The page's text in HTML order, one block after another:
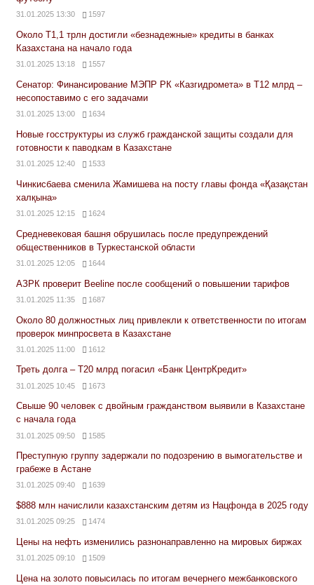
31.01.2025 13:30 1597
Около Т1,1 трлн достигли «безнадежные» кредиты в банках
Казахстана на начало года
31.01.2025 13:18 1557
Сенатор: Финансирование МЭПР РК «Казгидромета» в Т12 млрд –
несопоставимо с его задачами
31.01.2025 13:00 1634
Новые госструктуры из служб гражданской защиты создали для
готовности к паводкам в Казахстане
31.01.2025 12:40 1533
Чинкисбаева сменила Жамишева на посту главы фонда «Қазақстан
халқына»
31.01.2025 12:15 1624
Средневековая башня обрушилась после предупреждений
общественников в Туркестанской области
31.01.2025 12:05 1644
АЗРК проверит Beeline после сообщений о повышении тарифов
31.01.2025 11:35 1687
Около 80 должностных лиц привлекли к ответственности по итогам
проверок минпросвета в Казахстане
31.01.2025 11:00 1612
Треть долга – Т20 млрд погасил «Банк ЦентрКредит»
31.01.2025 10:45 1673
Свыше 90 человек с двойным гражданством выявили в Казахстане
с начала года
31.01.2025 09:50 1585
Преступную группу задержали по подозрению в вымогательстве и
грабеже в Астане
31.01.2025 09:40 1639
$888 млн начислили казахстанским детям из Нацфонда в 2025 году
31.01.2025 09:25 1474
Цены на нефть изменились разнонаправленно на мировых биржах
31.01.2025 09:10 1509
Цена на золото повысилась по итогам вечернего межбанковского